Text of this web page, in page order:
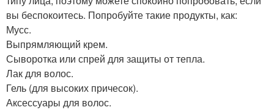
вы беспокоитесь. Попробуйте такие продукты, как:
Мусс.
Выпрямляющий крем.
Сыворотка или спрей для защиты от тепла.
Лак для волос.
Гель (для высоких причесок).
Аксессуары для волос.